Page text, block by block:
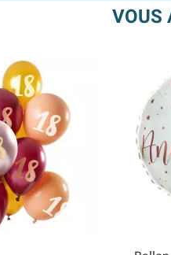
VOUS